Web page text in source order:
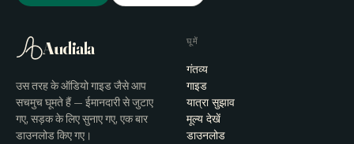
Audiala
उस तरह के ऑडियो गाइड जैसे आप
सचमुच घूमते हैं — ईमानदारी से जुटाए
गए, सड़क के लिए सुनाए गए, एक बार
डाउनलोड किए गए।
घूमें
गंतव्य
गाइड
यात्रा सुझाव
मूल्य देखें
डाउनलोड